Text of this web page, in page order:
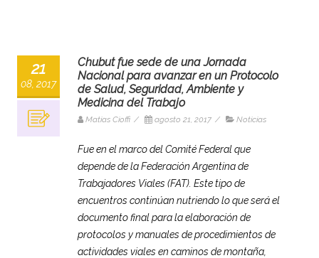
21
08, 2017
Chubut fue sede de una Jornada
Nacional para avanzar en un Protocolo
de Salud, Seguridad, Ambiente y
Medicina del Trabajo
Matias Cioffi / agosto 21, 2017 / Noticias
Fue en el marco del Comité Federal que
depende de la Federación Argentina de
Trabajadores Viales (FAT). Este tipo de
encuentros continúan nutriendo lo que será el
documento final para la elaboración de
protocolos y manuales de procedimientos de
actividades viales en caminos de montaña,